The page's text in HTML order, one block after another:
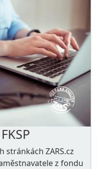
stránkách ZARS.cz
z fondu